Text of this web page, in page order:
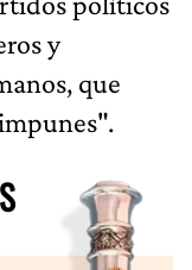
y
que